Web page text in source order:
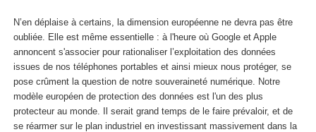
N’en déplaise à certains, la dimension européenne ne devra pas être
oubliée. Elle est même essentielle : à l'heure où Google et Apple
annoncent s'associer pour rationaliser l’exploitation des données
issues de nos téléphones portables et ainsi mieux nous protéger, se
pose crûment la question de notre souveraineté numérique. Notre
modèle européen de protection des données est l'un des plus
protecteur au monde. Il serait grand temps de le faire prévaloir, et de
se réarmer sur le plan industriel en investissant massivement dans la